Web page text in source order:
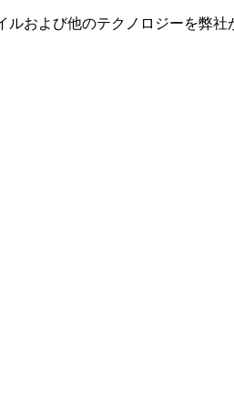
および他のテクノロジーを弊社